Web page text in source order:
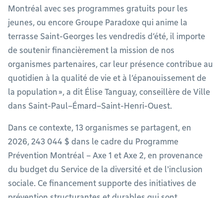
Montréal avec ses programmes gratuits pour les
jeunes, ou encore Groupe Paradoxe qui anime la
terrasse Saint-Georges les vendredis d’été, il importe
de soutenir financièrement la mission de nos
organismes partenaires, car leur présence contribue au
quotidien à la qualité de vie et à l’épanouissement de
la population », a dit Élise Tanguay, conseillère de Ville
dans Saint-Paul–Émard–Saint-Henri-Ouest.
Dans ce contexte, 13 organismes se partagent, en
2026, 243 044 $ dans le cadre du Programme
Prévention Montréal – Axe 1 et Axe 2, en provenance
du budget du Service de la diversité et de l'inclusion
sociale. Ce financement supporte des initiatives de